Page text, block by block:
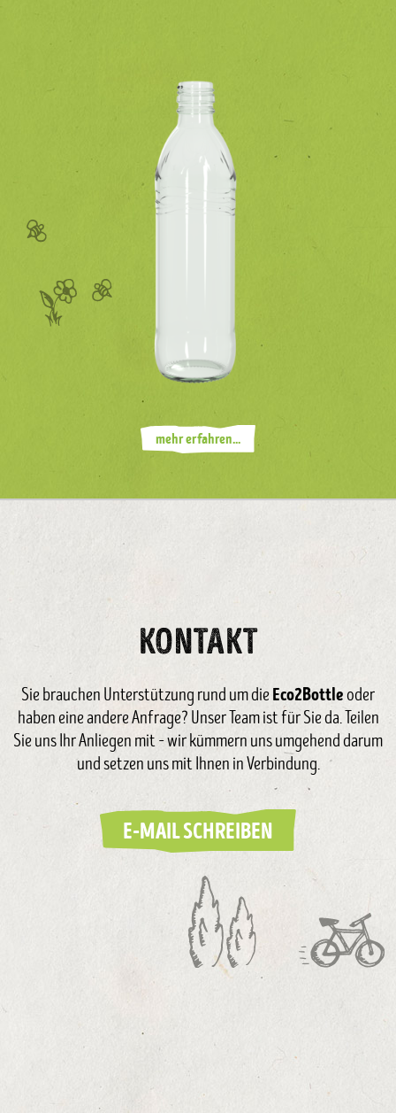
mehr erfahren...
KONTAKT
Sie brauchen Unterstützung rund um dieEco2Bottleoder
haben eine andere Anfrage? Unser Team ist für Sie da. Teilen
Sie uns Ihr Anliegen mit – wir kümmern uns umgehend darum
und setzen uns mit Ihnen in Verbindung.
E-MAIL SCHREIBEN